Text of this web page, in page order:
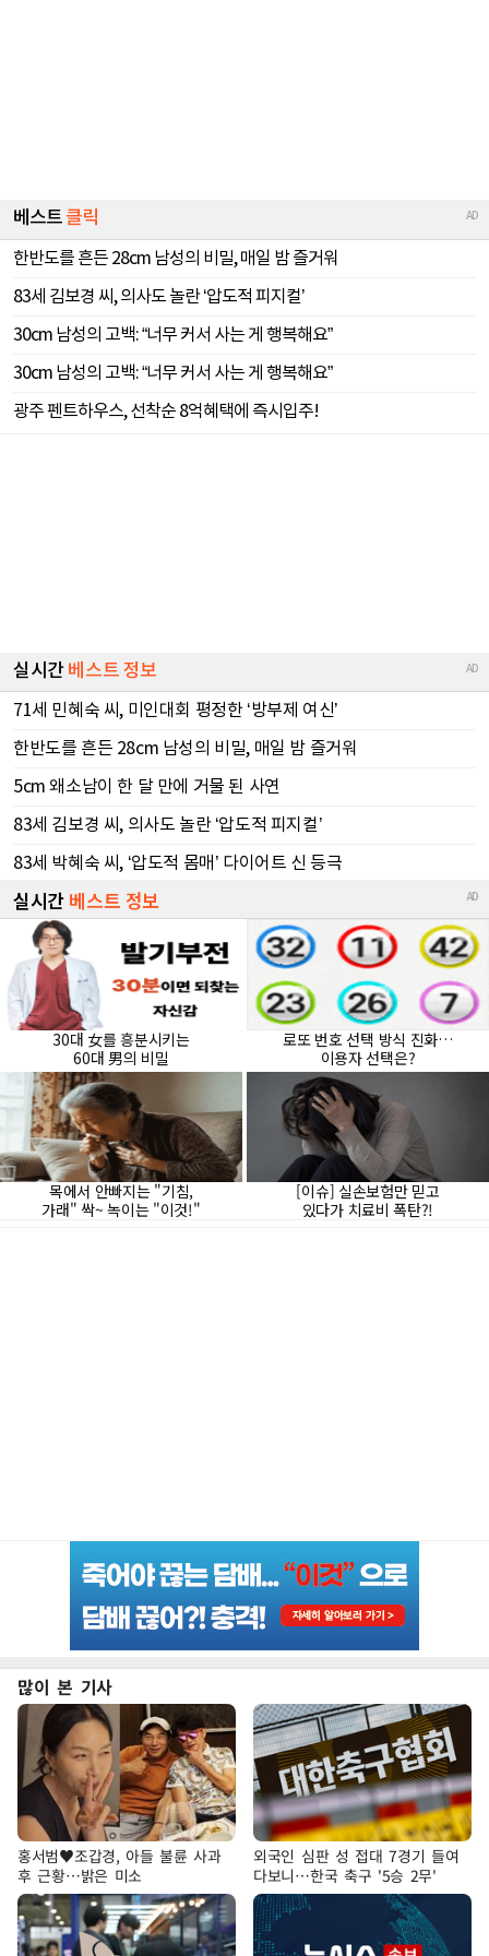
많이 본 기사
홍서범♥조갑경, 아들 불륜 사과
후 근황…밝은 미소
외국인 심판 성 접대 7경기 들여
다보니…한국 축구 '5승 2무'